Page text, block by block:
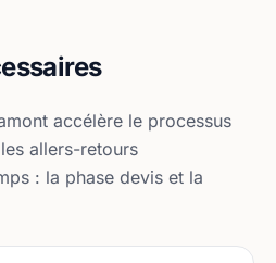
accélère le processus
allers-retours
: la phase devis et la